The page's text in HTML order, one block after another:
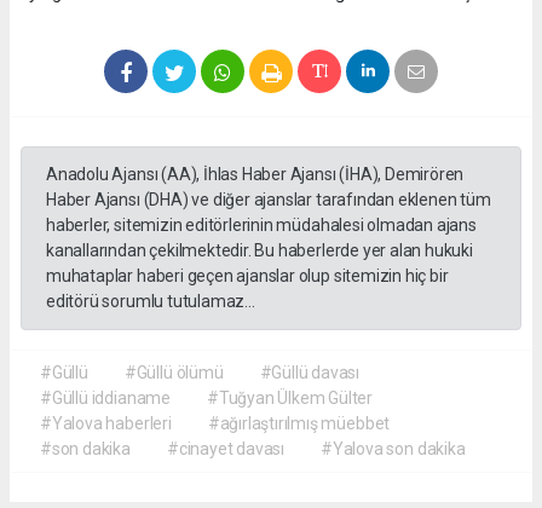
Anadolu Ajansı (AA), İhlas Haber Ajansı (İHA), Demirören
Haber Ajansı (DHA) ve diğer ajanslar tarafından eklenen tüm
haberler, sitemizin editörlerinin müdahalesi olmadan ajans
kanallarından çekilmektedir. Bu haberlerde yer alan hukuki
muhataplar haberi geçen ajanslar olup sitemizin hiç bir
editörü sorumlu tutulamaz...
#Güllü #Güllü ölümü
#Güllü davası
#Güllü iddianame
#Tuğyan Ülkem Gülter
#Yalova haberleri
#ağırlaştırılmış müebbet
#son dakika
#cinayet davası #Yalova son dakika